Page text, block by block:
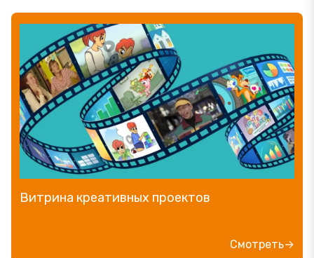
Прямой эфир «Мошенник VS Финансовый
Посмотреть→